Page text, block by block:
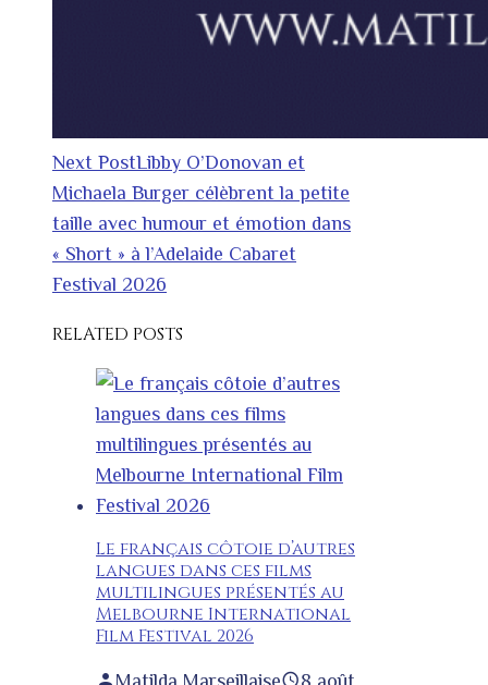
Next PostLibby O’Donovan et
Michaela Burger célèbrent la petite
taille avec humour et émotion dans
« Short » à l’Adelaide Cabaret
Festival 2026
RELATED POSTS
Le français côtoie d’autres
langues dans ces films
multilingues présentés au
Melbourne International
Film Festival 2026
Matilda Marseillaise 8 août